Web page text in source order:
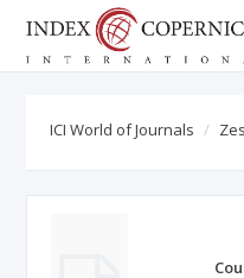
ICI World of Journals